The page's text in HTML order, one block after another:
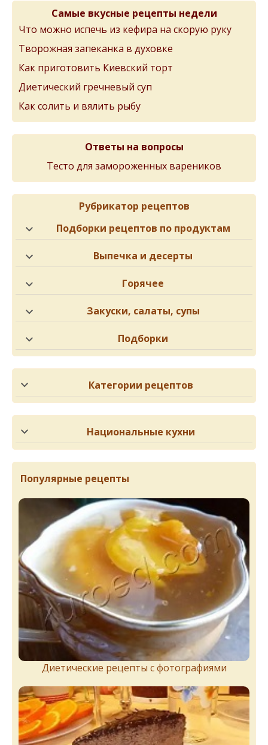
Самые вкусные рецепты недели
Что можно испечь из кефира на скорую руку
Творожная запеканка в духовке
Как приготовить Киевский торт
Диетический гречневый суп
Как солить и вялить рыбу
Ответы на вопросы
Тесто для замороженных вареников
Рубрикатор рецептов
Подборки рецептов по продуктам
Выпечка и десерты
Горячее
Закуски, салаты, супы
Подборки
Категории рецептов
Национальные кухни
Популярные рецепты
Диетические рецепты с фотографиями